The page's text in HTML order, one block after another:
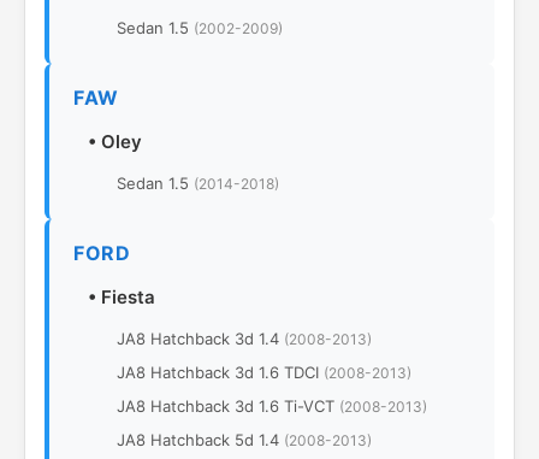
Sedan 1.5 (2002-2009)
FAW
• Oley
Sedan 1.5 (2014-2018)
FORD
• Fiesta
JA8 Hatchback 3d 1.4 (2008-2013)
JA8 Hatchback 3d 1.6 TDCI (2008-2013)
JA8 Hatchback 3d 1.6 Ti-VCT (2008-2013)
JA8 Hatchback 5d 1.4 (2008-2013)